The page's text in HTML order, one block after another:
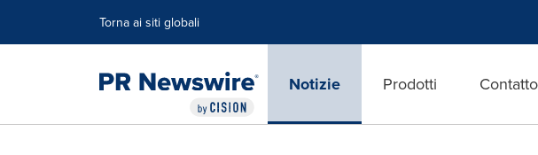
Torna ai siti globali
Notizie Prodotti Contatto